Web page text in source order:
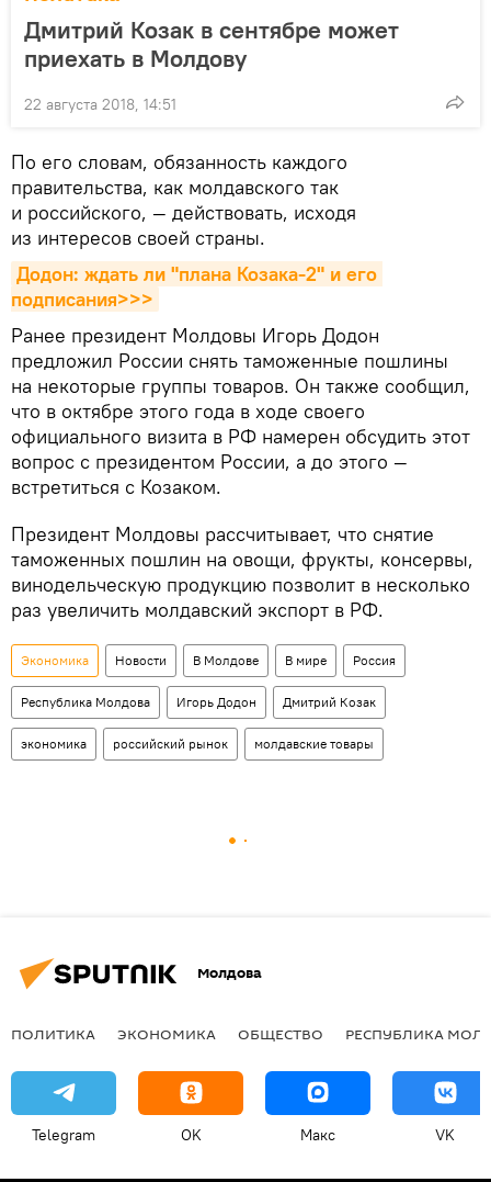
Дмитрий Козак в сентябре может
приехать в Молдову
22 августа 2018, 14:51
По его словам, обязанность каждого
правительства, как молдавского так
и российского, — действовать, исходя
из интересов своей страны.
Додон: ждать ли "плана Козака-2" и его
подписания>>>
Ранее президент Молдовы Игорь Додон
предложил России снять таможенные пошлины
на некоторые группы товаров. Он также сообщил,
что в октябре этого года в ходе своего
официального визита в РФ намерен обсудить этот
вопрос с президентом России, а до этого —
встретиться с Козаком.
Президент Молдовы рассчитывает, что снятие
таможенных пошлин на овощи, фрукты, консервы,
винодельческую продукцию позволит в несколько
раз увеличить молдавский экспорт в РФ.
Экономика Новости В Молдове В мире Россия
Республика Молдова Игорь Додон Дмитрий Козак
экономика российский рынок молдавские товары
Молдова
ПОЛИТИКА ЭКОНОМИКА ОБЩЕСТВО РЕСПУБЛИКА
Telegram OK Макс VK